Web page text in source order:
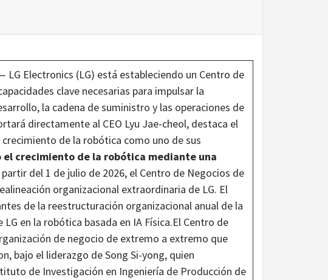
LG Electronics (LG) está estableciendo un Centro de
clave necesarias para impulsar la
la cadena de suministro y las operaciones de
directamente al CEO Lyu Jae-cheol, destaca el
de la robótica como uno de sus
el crecimiento de la robótica mediante una
del 1 de julio de 2026, el Centro de Negocios de
organizacional extraordinaria de LG. El
de la reestructuración organizacional anual de la
en la robótica basada en IA Física.El Centro de
de negocio de extremo a extremo que
bajo el liderazgo de Song Si-yong, quien
de Investigación en Ingeniería de Producción de